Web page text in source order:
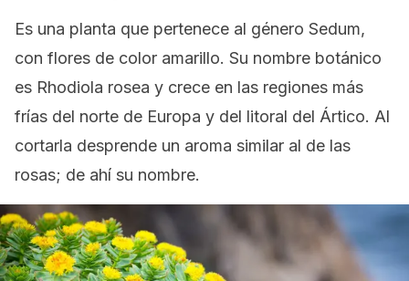
Es una planta que pertenece al género Sedum,
con flores de color amarillo. Su nombre botánico
es Rhodiola rosea y crece en las regiones más
frías del norte de Europa y del litoral del Ártico. Al
cortarla desprende un aroma similar al de las
rosas; de ahí su nombre.